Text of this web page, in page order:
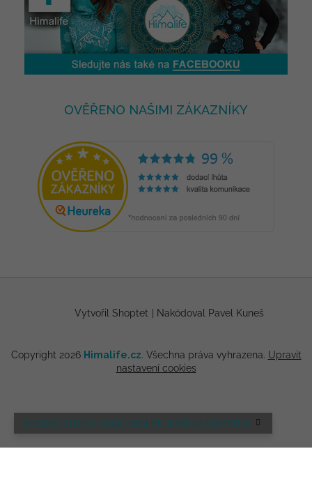
🌸 NOVÁ LETNÍ KOLEKCE HIMALIFE PRÁVĚ NA ESHOPU 🌸
OVĚŘENO NAŠIMI ZÁKAZNÍKY
Vytvořil Shoptet Nakódoval Pavel Kuneš
Copyright 2026 Himalife.cz. Všechna práva vyhrazena. Upravit
nastavení cookies